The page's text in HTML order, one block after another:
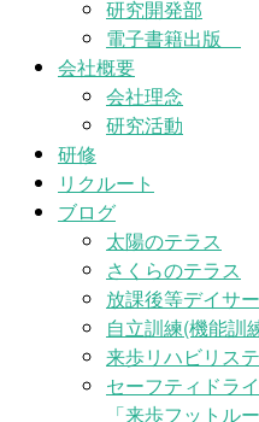
研究開発部
電子書籍出版
会社概要
会社理念
研究活動
研修
リクルート
ブログ
太陽のテラス
さくらのテラス
放課後等デイサ
自立訓練(機能
来歩リハビリス
セーフティドラ
「来歩フットルー